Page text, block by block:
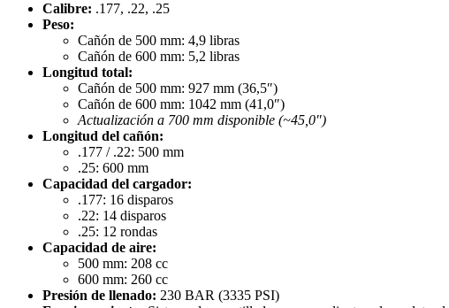
Calibre: .177, .22, .25
Peso:
Cañón de 500 mm: 4,9 libras
Cañón de 600 mm: 5,2 libras
Longitud total:
Cañón de 500 mm: 927 mm (36,5″)
Cañón de 600 mm: 1042 mm (41,0″)
Actualización a 700 mm disponible (~45,0″)
Longitud del cañón:
.177 / .22: 500 mm
.25: 600 mm
Capacidad del cargador:
.177: 16 disparos
.22: 14 disparos
.25: 12 rondas
Capacidad de aire:
500 mm: 208 cc
600 mm: 260 cc
Presión de llenado: 230 BAR (3335 PSI)